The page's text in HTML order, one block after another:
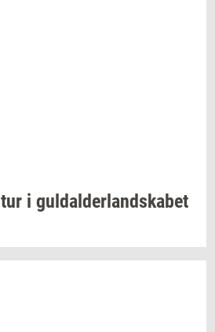
tur i gul­dal­der­land­ska­bet